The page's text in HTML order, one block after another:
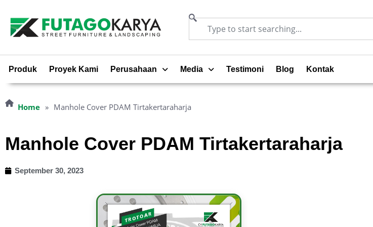
Produk Proyek Kami Perusahaan Media Testimoni Blog Kontak
Home » Manhole Cover PDAM Tirtakertaraharja
Manhole Cover PDAM Tirtakertaraharja
September 30, 2023